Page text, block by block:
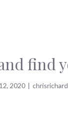
find
2020 |